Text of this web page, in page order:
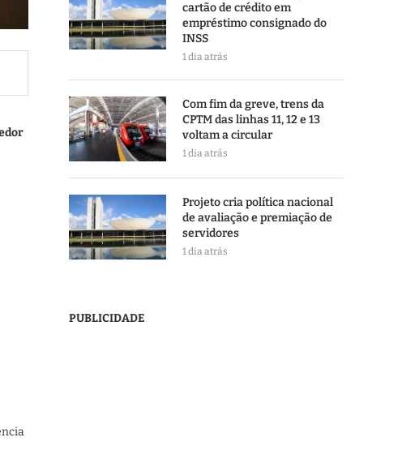
cartão de crédito em
empréstimo consignado do
INSS
1 dia atrás
Com fim da greve, trens da
CPTM das linhas 11, 12 e 13
voltam a circular
1 dia atrás
Projeto cria política nacional
de avaliação e premiação de
servidores
1 dia atrás
PUBLICIDADE